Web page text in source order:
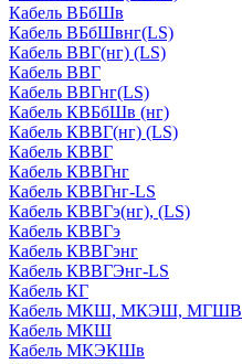
Кабель ВБбШв
Кабель ВБбШвнг(LS)
Кабель ВВГ(нг) (LS)
Кабель ВВГ
Кабель ВВГнг(LS)
Кабель КВБбШв (нг)
Кабель КВВГ(нг) (LS)
Кабель КВВГ
Кабель КВВГнг
Кабель КВВГнг-LS
Кабель КВВГэ(нг), (LS)
Кабель КВВГэ
Кабель КВВГэнг
Кабель КВВГЭнг-LS
Кабель КГ
Кабель МКШ, МКЭШ, МГШВ
Кабель МКШ
Кабель МКЭКШв